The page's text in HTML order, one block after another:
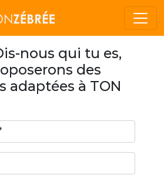
nous qui tu es,
des
adaptées à TON